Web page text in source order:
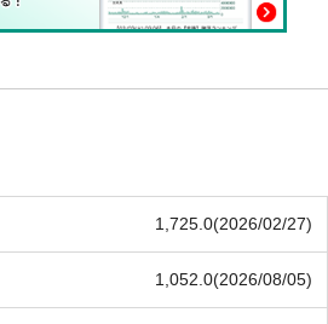
1,725.0(2026/02/27)
1,052.0(2026/08/05)